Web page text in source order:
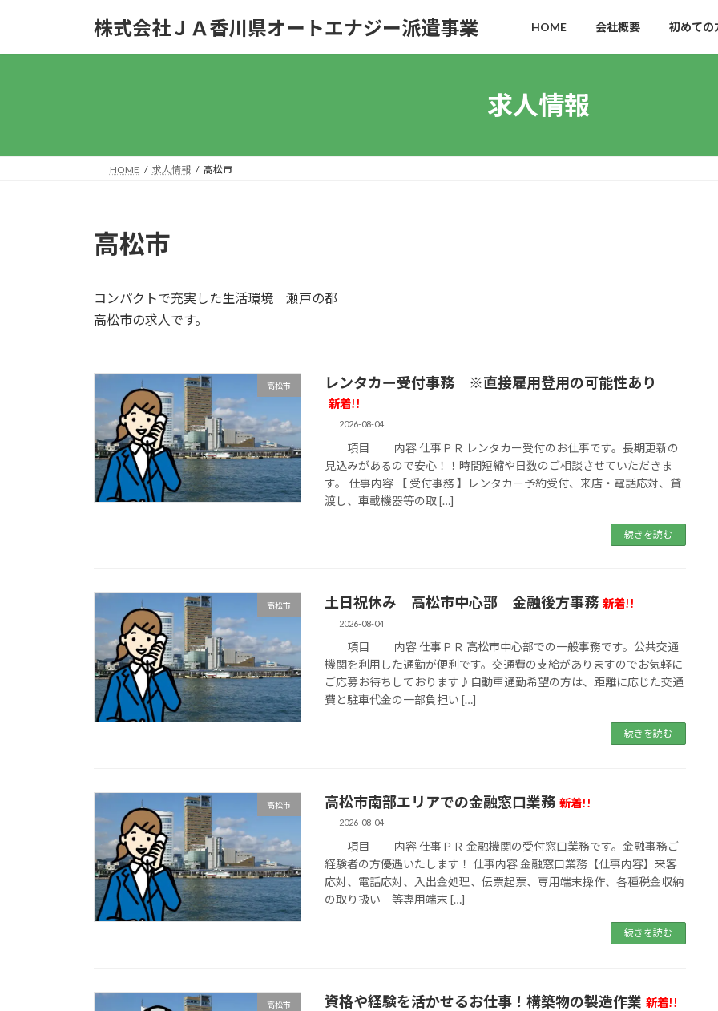
株式会社ＪＡ香川県オートエナジー派遣事業 HOME 会社概要 初めての
求人情報
HOME 求人情報 高松市
高松市
コンパクトで充実した生活環境 瀬戸の都
高松市の求人です。
高松市 レンタカー受付事務 ※直接雇用登用の可能性あり
新着!!
2026-08-04
項目 内容 仕事ＰＲ レンタカー受付のお仕事です。長期更新の
見込みがあるので安心！！時間短縮や日数のご相談させていただきま
す。 仕事内容 【 受付事務 】レンタカー予約受付、来店・電話応対、貸
渡し、車載機器等の取 […]
続きを読む
高松市 土日祝休み 高松市中心部 金融後方事務 新着!!
2026-08-04
項目 内容 仕事ＰＲ 高松市中心部での一般事務です。公共交通
機関を利用した通勤が便利です。交通費の支給がありますのでお気軽に
ご応募お待ちしております♪自動車通勤希望の方は、距離に応じた交通
費と駐車代金の一部負担い […]
続きを読む
高松市 高松市南部エリアでの金融窓口業務 新着!!
2026-08-04
項目 内容 仕事ＰＲ 金融機関の受付窓口業務です。金融事務ご
経験者の方優遇いたします！ 仕事内容 金融窓口業務【仕事内容】来客
応対、電話応対、入出金処理、伝票起票、専用端末操作、各種税金収納
の取り扱い 等専用端末 […]
続きを読む
高松市 資格や経験を活かせるお仕事！構築物の製造作業 新着!!